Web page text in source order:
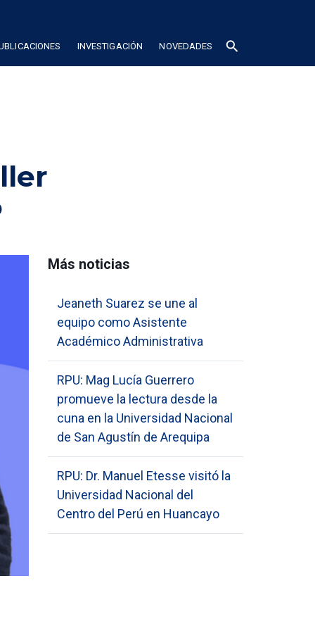
INVESTIGACIÓN NOVEDADES search
Más noticias
Jeaneth Suarez se une al
equipo como Asistente
Académico Administrativa
RPU: Mag Lucía Guerrero
promueve la lectura desde la
cuna en la Universidad Nacional
de San Agustín de Arequipa
RPU: Dr. Manuel Etesse visitó la
Universidad Nacional del
Centro del Perú en Huancayo